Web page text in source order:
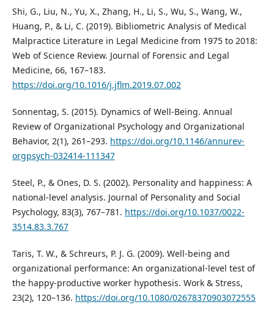
Shi, G., Liu, N., Yu, X., Zhang, H., Li, S., Wu, S., Wang, W.,
Huang, P., & Li, C. (2019). Bibliometric Analysis of Medical
Malpractice Literature in Legal Medicine from 1975 to 2018:
Web of Science Review. Journal of Forensic and Legal
Medicine, 66, 167–183.
https://doi.org/10.1016/j.jflm.2019.07.002
Sonnentag, S. (2015). Dynamics of Well-Being. Annual
Review of Organizational Psychology and Organizational
Behavior, 2(1), 261–293. https://doi.org/10.1146/annurev-
orgpsych-032414-111347
Steel, P., & Ones, D. S. (2002). Personality and happiness: A
national-level analysis. Journal of Personality and Social
Psychology, 83(3), 767–781. https://doi.org/10.1037/0022-
3514.83.3.767
Taris, T. W., & Schreurs, P. J. G. (2009). Well-being and
organizational performance: An organizational-level test of
the happy-productive worker hypothesis. Work & Stress,
23(2), 120–136. https://doi.org/10.1080/02678370903072555